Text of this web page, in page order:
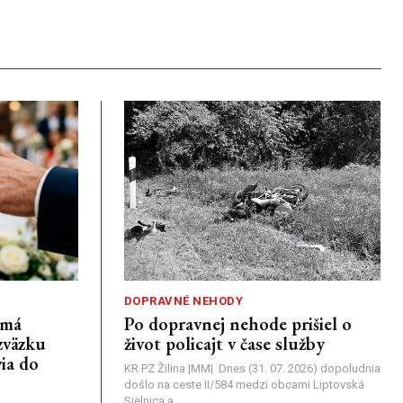
do
DOPRAVNÉ NEHODY
Po dopravnej nehode prišiel o
život policajt v čase služby
KR PZ Žilina |MM| Dnes (31. 07. 2026) dopoludnia
došlo na ceste II/584 medzi obcami Liptovská